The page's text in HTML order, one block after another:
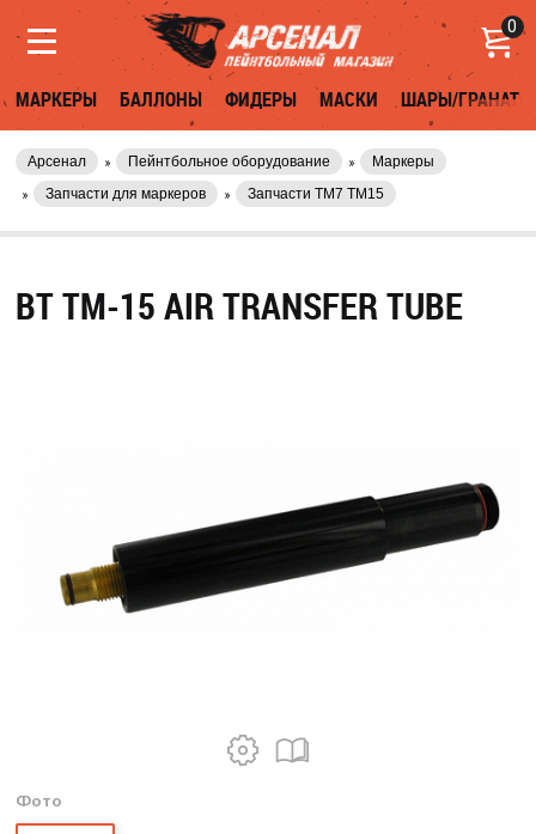
0
МАРКЕРЫ БАЛЛОНЫ ФИДЕРЫ МАСКИ ШАРЫ/ГРАНАТЫ
Арсенал Пейнтбольное оборудование
Маркеры
Запчасти для маркеров
Запчасти TM7 TM15
BT TM-15 AIR TRANSFER TUBE
Фото